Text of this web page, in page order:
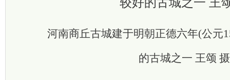
河南商丘古城建于明朝正德六年(公元
的古城之一 王颂 摄